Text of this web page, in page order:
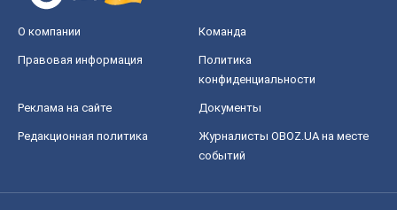
О компании Команда
Правовая информация
Политика
конфиденциальности
Реклама на сайте Документы
Редакционная политика
Журналисты OBOZ.UA на месте
событий